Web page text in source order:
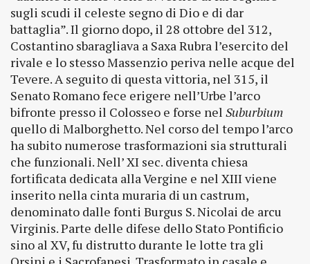
sugli scudi il celeste segno di Dio e di dar
battaglia”. Il giorno dopo, il 28 ottobre del 312,
Costantino sbaragliava a Saxa Rubra l’esercito del
rivale e lo stesso Massenzio periva nelle acque del
Tevere. A seguito di questa vittoria, nel 315, il
Senato Romano fece erigere nell’Urbe l’arco
bifronte presso il Colosseo e forse nel Suburbium
quello di Malborghetto. Nel corso del tempo l’arco
ha subito numerose trasformazioni sia strutturali
che funzionali. Nell’ XI sec. diventa chiesa
fortificata dedicata alla Vergine e nel XIII viene
inserito nella cinta muraria di un castrum,
denominato dalle fonti Burgus S. Nicolai de arcu
Virginis. Parte delle difese dello Stato Pontificio
sino al XV, fu distrutto durante le lotte tra gli